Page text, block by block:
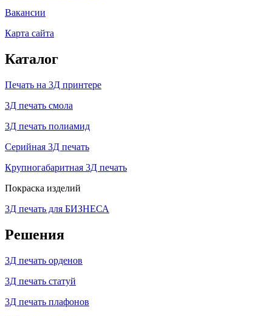
Вакансии
Карта сайта
Каталог
Печать на 3Д принтере
3Д печать смола
3Д печать полиамид
Серийная 3Д печать
Крупногабаритная 3Д печать
Покраска изделий
3Д печать для БИЗНЕСА
Решения
3Д печать орденов
3Д печать статуй
3Д печать плафонов